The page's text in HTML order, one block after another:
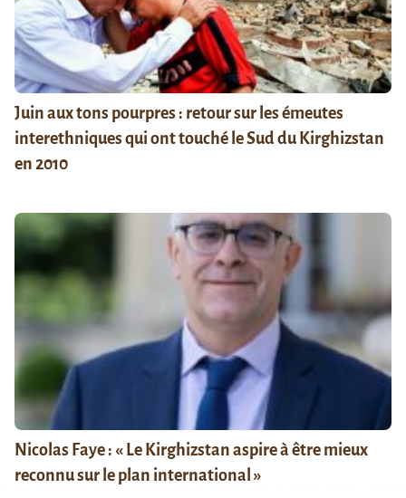
Juin aux tons pourpres : retour sur les émeutes
interethniques qui ont touché le Sud du Kirghizstan
en 2010
Nicolas Faye : « Le Kirghizstan aspire à être mieux
reconnu sur le plan international »